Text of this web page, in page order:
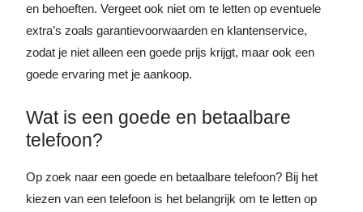
en behoeften. Vergeet ook niet om te letten op eventuele
extra’s zoals garantievoorwaarden en klantenservice,
zodat je niet alleen een goede prijs krijgt, maar ook een
goede ervaring met je aankoop.
Wat is een goede en betaalbare
telefoon?
Op zoek naar een goede en betaalbare telefoon? Bij het
kiezen van een telefoon is het belangrijk om te letten op